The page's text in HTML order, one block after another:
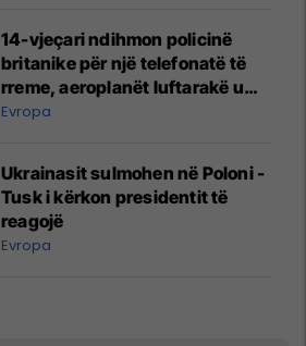
14-vjeçari ndihmon policinë
britanike për një telefonatë të
rreme, aeroplanët luftarakë u
ngritën në ajër për të
Mançesterit
Evropa
Ukrainasit sulmohen në Poloni -
Tusk i kërkon presidentit të
reagojë
Evropa